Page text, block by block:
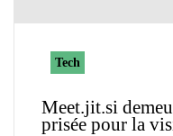
Tech
Meet.jit.si
prisée pour la